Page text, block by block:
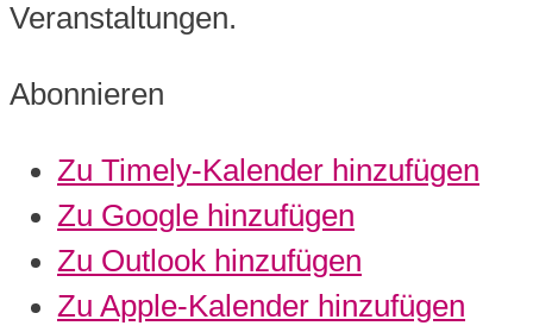
Veranstaltungen.
Abonnieren
Zu Timely-Kalender hinzufügen
Zu Google hinzufügen
Zu Outlook hinzufügen
Zu Apple-Kalender hinzufügen